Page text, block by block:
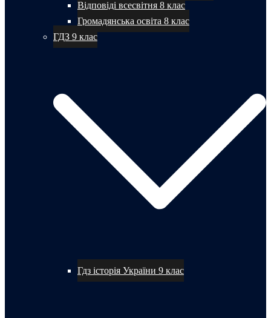
Відповіді всесвітня 8 клас
Громадянська освіта 8 клас
ГДЗ 9 клас
Гдз історія України 9 клас